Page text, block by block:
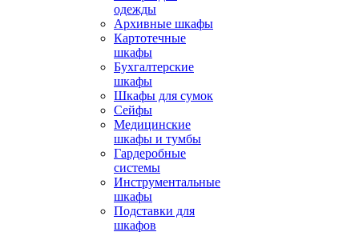
одежды
Архивные шкафы
Картотечные
шкафы
Бухгалтерские
шкафы
Шкафы для сумок
Сейфы
Медицинские
шкафы и тумбы
Гардеробные
системы
Инструментальные
шкафы
Подставки для
шкафов